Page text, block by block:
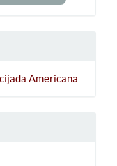
Americana